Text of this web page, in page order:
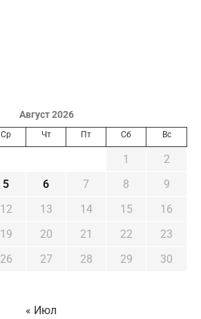
Август 2026
Ср Чт Пт Сб Вс
1
2
5 6 7 8
9
12 13 14 15
16
19 20 21 22
23
26 27 28 29
30
« Июл